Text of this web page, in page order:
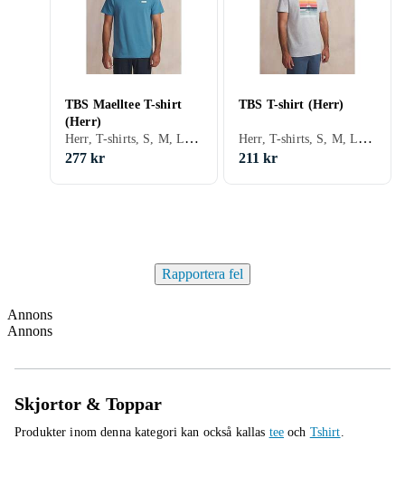
TBS Maelltee T-shirt
(Herr)
Herr, T-shirts, S, M, L, XL, XXL, XXXL (3XL)
277 kr
TBS T-shirt (Herr)
Herr, T-shirts, S, M, L, XL, XXL, XXXL (3XL)
211 kr
Rapportera fel
Annons
Annons
Skjortor & Toppar
Produkter inom denna kategori kan också kallas tee och Tshirt.